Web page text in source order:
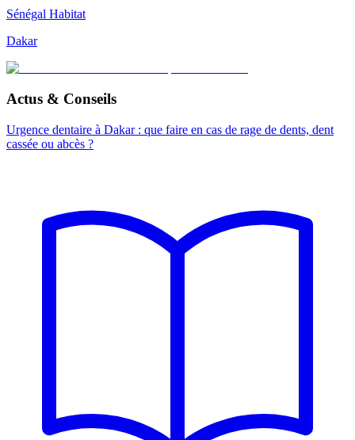
Sénégal Habitat
Dakar
Actus & Conseils
Urgence dentaire à Dakar : que faire en cas de rage de dents, dent
cassée ou abcès ?